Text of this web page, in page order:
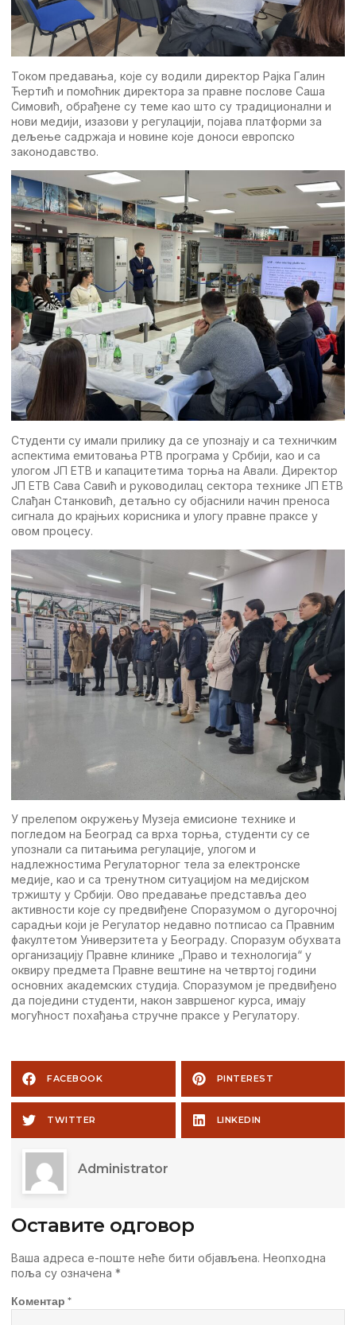
Током предавања, које су водили директор Рајка Галин
Ћертић и помоћник директора за правне послове Саша
Симовић, обрађене су теме као што су традиционални и
нови медији, изазови у регулацији, појава платформи за
дељење садржаја и новине које доноси европско
законодавство.
Студенти су имали прилику да се упознају и са техничким
аспектима емитовања РТВ програма у Србији, као и са
улогом ЈП ЕТВ и капацитетима торња на Авали. Директор
ЈП ЕТВ Сава Савић и руководилац сектора технике ЈП ЕТВ
Слађан Станковић, детаљно су објаснили начин преноса
сигнала до крајњих корисника и улогу правне праксе у
овом процесу.
У прелепом окружењу Музеја емисионе технике и
погледом на Београд са врха торња, студенти су се
упознали са питањима регулације, улогом и
надлежностима Регулаторног тела за електронске
медије, као и са тренутном ситуацијом на медијском
тржишту у Србији. Ово предавање представља део
активности које су предвиђене Споразумом о дугорочној
сарадњи који је Регулатор недавно потписао са Правним
факултетом Универзитета у Београду. Споразум обухвата
организацију Правне клинике „Право и технологија“ у
оквиру предмета Правне вештине на четвртој години
основних академских студија. Споразумом је предвиђено
да поједини студенти, након завршеног курса, имају
могућност похађања стручне праксе у Регулатору.
FACEBOOK PINTEREST
TWITTER LINKEDIN
Administrator
Оставите одговор
Ваша адреса е-поште неће бити објављена. Неопходна
поља су означена *
Коментар *